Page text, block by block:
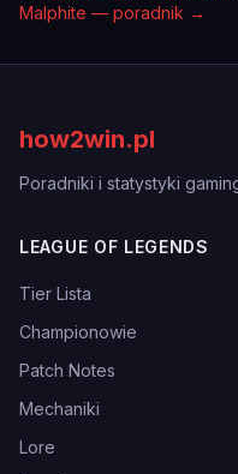
Malphite — poradnik →
how2win.pl
Poradniki i statystyki
LEAGUE OF LEGENDS
Tier Lista
Championowie
Patch Notes
Mechaniki
Lore